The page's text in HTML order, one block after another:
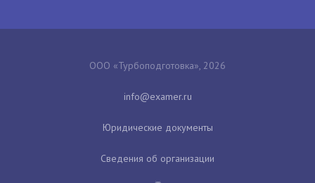
ООО «Турбоподготовка», 2026
Юридические документы
Сведения об организации